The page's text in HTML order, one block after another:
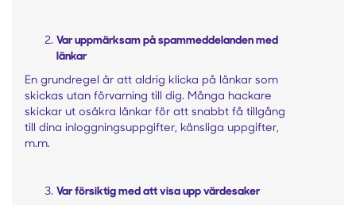
Var uppmärksam på spammeddelanden med
länkar
En grundregel är att aldrig klicka på länkar som
skickas utan förvarning till dig. Många hackare
skickar ut osäkra länkar för att snabbt få tillgång
till dina inloggningsuppgifter, känsliga uppgifter,
m.m.
Var försiktig med att visa upp värdesaker